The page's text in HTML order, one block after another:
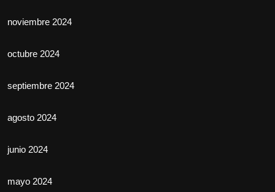
noviembre 2024
octubre 2024
septiembre 2024
agosto 2024
junio 2024
mayo 2024